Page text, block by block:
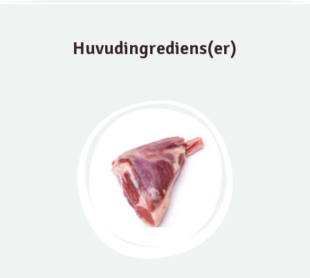
Huvudingrediens(er)